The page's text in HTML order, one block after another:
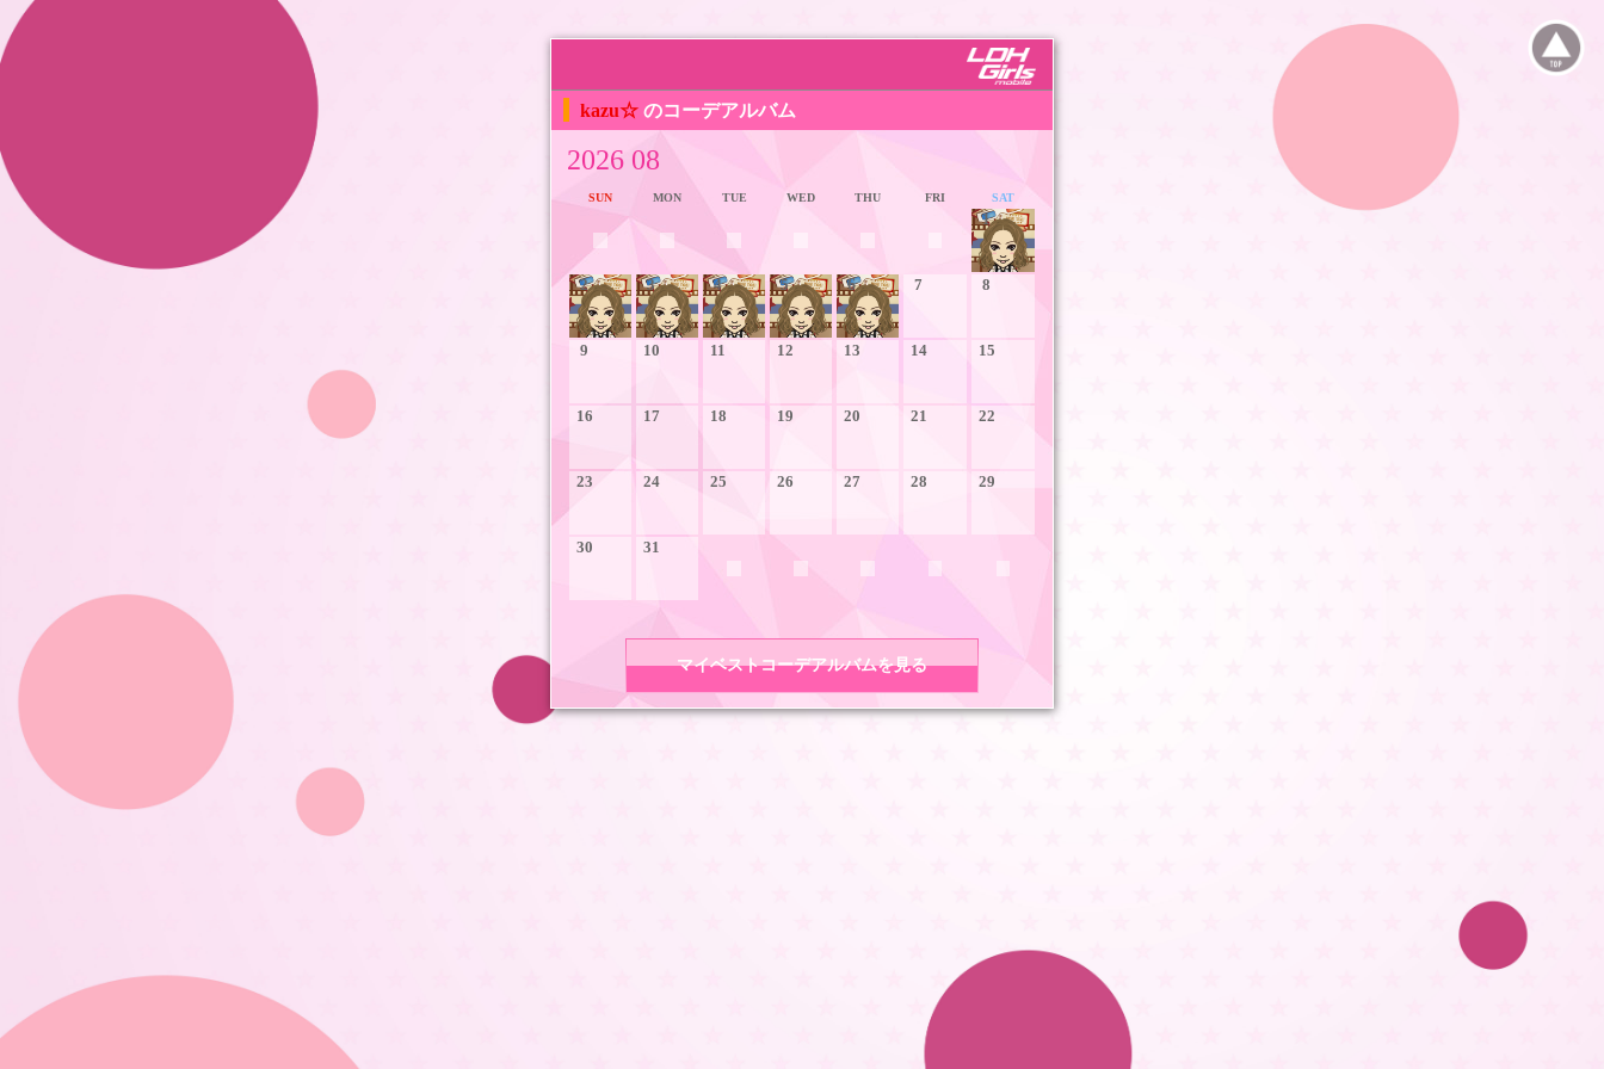
kazu☆ のコーデアルバム
2026 08
SUN MON TUE WED THU FRI SAT
1
2 3 4 5 6 7 8
9 10 11 12 13 14 15
16 17 18 19 20 21 22
23 24 25 26 27 28 29
30 31
マイベストコーデアルバムを見る
JASRAC許諾番号 9008675017Y55011 9008675014Y41011